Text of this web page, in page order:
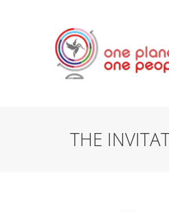
THE